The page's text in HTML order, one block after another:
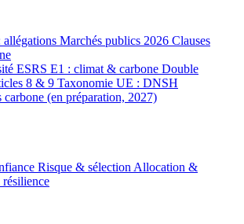
Marchés publics 2026 Clauses
ESRS E1 : climat & carbone Double
8 & 9 Taxonomie UE : DNSH
(en préparation, 2027)
Risque & sélection Allocation &